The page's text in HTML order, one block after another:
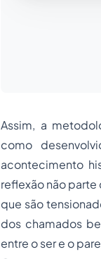
Assim, a
como
acontecimento
reflexão não
que são
dos chamados
entre o ser e o